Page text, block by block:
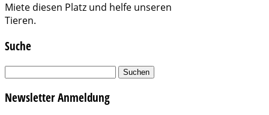
Miete diesen Platz und helfe unseren
Tieren.
Suche
Suchen
Newsletter Anmeldung